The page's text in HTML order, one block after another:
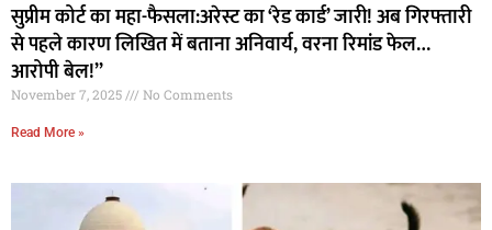
सुप्रीम कोर्ट का महा-फैसला:अरेस्ट का ‘रेड कार्ड’ जारी! अब गिरफ्तारी
से पहले कारण लिखित में बताना अनिवार्य, वरना रिमांड फेल…
आरोपी बेल!”
November 7, 2025 No Comments
Read More »